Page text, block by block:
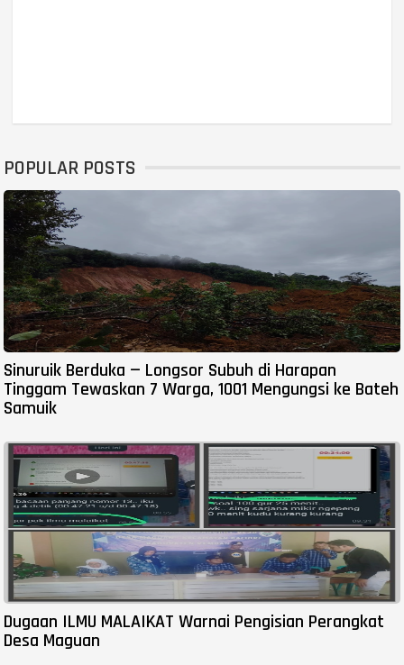
POPULAR POSTS
Sinuruik Berduka — Longsor Subuh di Harapan
Tinggam Tewaskan 7 Warga, 1001 Mengungsi ke Bateh
Samuik
Dugaan ILMU MALAIKAT Warnai Pengisian Perangkat
Desa Maguan